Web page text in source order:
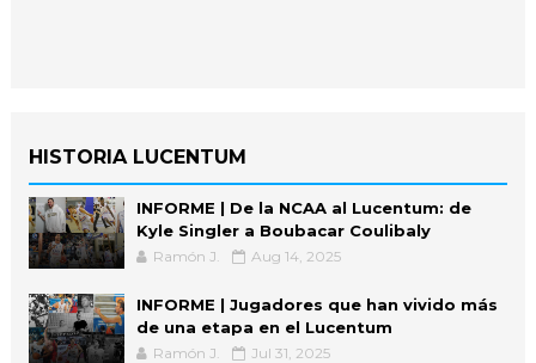
HISTORIA LUCENTUM
INFORME | De la NCAA al Lucentum: de
Kyle Singler a Boubacar Coulibaly
Ramón J. Aug 14, 2025
INFORME | Jugadores que han vivido más
de una etapa en el Lucentum
Ramón J. Jul 31, 2025